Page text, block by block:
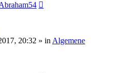
20:32 » inAlgemene